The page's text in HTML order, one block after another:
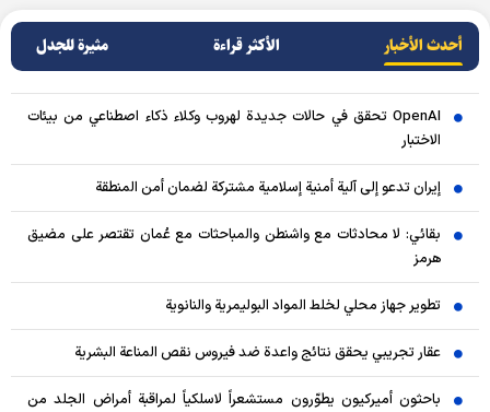
أحدث الأخبار الأکثر قراءة مثيرة للجدل
OpenAI تحقق في حالات جديدة لهروب وكلاء ذكاء اصطناعي من بيئات
الاختبار
إيران تدعو إلى آلية أمنية إسلامية مشتركة لضمان أمن المنطقة
بقائي: لا محادثات مع واشنطن والمباحثات مع عُمان تقتصر على مضيق
هرمز
تطوير جهاز محلي لخلط المواد البوليمرية والنانوية
عقار تجريبي يحقق نتائج واعدة ضد فيروس نقص المناعة البشرية
باحثون أميركيون يطوّرون مستشعراً لاسلكياً لمراقبة أمراض الجلد من